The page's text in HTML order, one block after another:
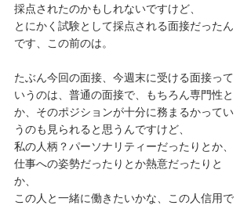
採点されたのかもしれないですけど、
とにかく試験として採点される面接だったん
です、この前のは。
たぶん今回の面接、今週末に受ける面接って
いうのは、普通の面接で、もちろん専門性と
か、そのポジションが十分に務まるかってい
うのも見られると思うんですけど、
私の人柄？パーソナリティーだったりとか、
仕事への姿勢だったりとか熱意だったりと
か、
この人と一緒に働きたいかな、この人信用で